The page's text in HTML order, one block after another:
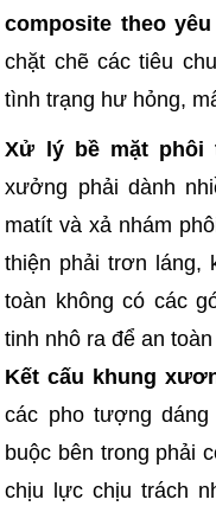
composite theo yêu
chặt chẽ các tiêu
tình trạng hư hỏng,
Xử lý bề mặt phôi
xưởng phải dành
matít và xả nhám
thiện phải trơn láng,
toàn không có các
tinh nhô ra để an
Kết cấu khung
các pho tượng
buộc bên trong phải
chịu lực chịu trách